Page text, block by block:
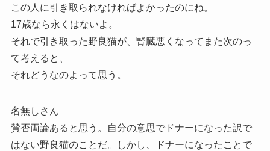
この人に引き取られなければよかったのにね。
17歳なら永くはないよ。
それで引き取った野良猫が、腎臓悪くなってまた次のっ
て考えると、
それどうなのよって思う。
名無しさん
賛否両論あると思う。自分の意思でドナーになった訳で
はない野良猫のことだ。しかし、ドナーになったことで